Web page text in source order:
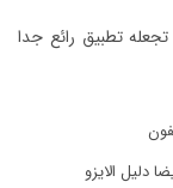
تطبيق رائع جدا
دليل الايزو